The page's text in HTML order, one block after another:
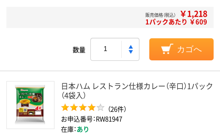
販売価格（税込） ￥1,218
1パックあたり ￥609
数量 カゴへ
日本ハム レストラン仕様カレー（辛口）1パック
（4袋入）
（26件）
お申込番号：RW81947
在庫：あり